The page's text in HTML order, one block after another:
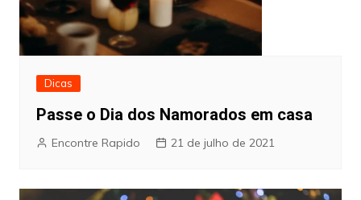
Dicas
Passe o Dia dos Namorados em casa
Encontre Rapido 21 de julho de 2021